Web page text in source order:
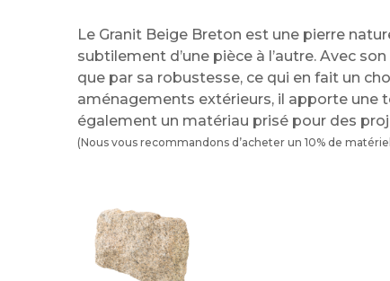
Le Granit Beige Breton est une pierre
subtilement d’une pièce à l’autre. Avec
que par sa robustesse, ce qui en fait un
aménagements extérieurs, il apporte une
également un matériau prisé pour des
(Nous vous recommandons d’acheter un 10% de